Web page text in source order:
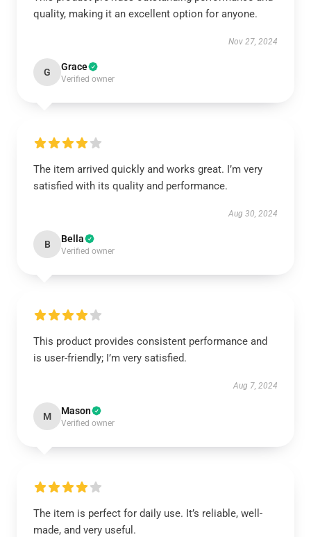
quality, making it an excellent option for anyone.
Nov 27, 2024
G Grace
Verified owner
The item arrived quickly and works great. I’m very
satisfied with its quality and performance.
Aug 30, 2024
B Bella
Verified owner
This product provides consistent performance and
is user-friendly; I’m very satisfied.
Aug 7, 2024
M Mason
Verified owner
The item is perfect for daily use. It’s reliable, well-
made, and very useful.